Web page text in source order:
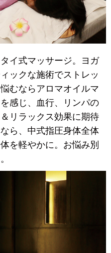
イ式マッサージ。ヨガ
ックな施術でストレッ
むならアロマオイルマ
感じ、血行、リンパの
リラックス効果に期待
ら、中式指圧身体全体
を軽やかに。お悩み別